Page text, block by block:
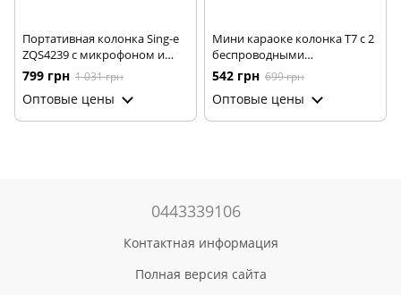
Портативная колонка Sing-e
ZQS4239 с микрофоном и
светомузыкой • Bluetooth
колонка для музыки,
караоке, дома и отдыха
799 грн 1 031 грн
Оптовые цены
Мини караоке колонка T7 с 2
беспроводными
микрофонами • Портативная
Bluetooth колонка для детей,
дома, подарка и развлечений
542 грн 699 грн
Оптовые цены
0443339106
Контактная информация
Полная версия сайта